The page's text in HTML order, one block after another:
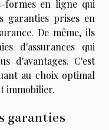
formes en ligne qui
garanties prises en
De même, ils
d'assurances qui
d'avantages. C'est
au choix optimal
immobilier.
garanties